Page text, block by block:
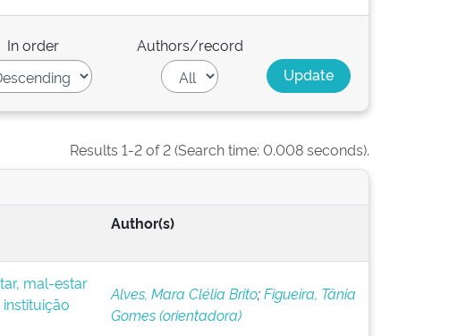
In order Authors/record
Results 1-2 of 2 (Search time: 0.008 seconds).
Author(s)
mal-estar
Alves, Mara Clélia Brito;Figueira, Tânia
Gomes (orientadora)